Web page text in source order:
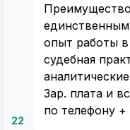
22
опыт работы в
судебная
Зар. плата и
по телефону +